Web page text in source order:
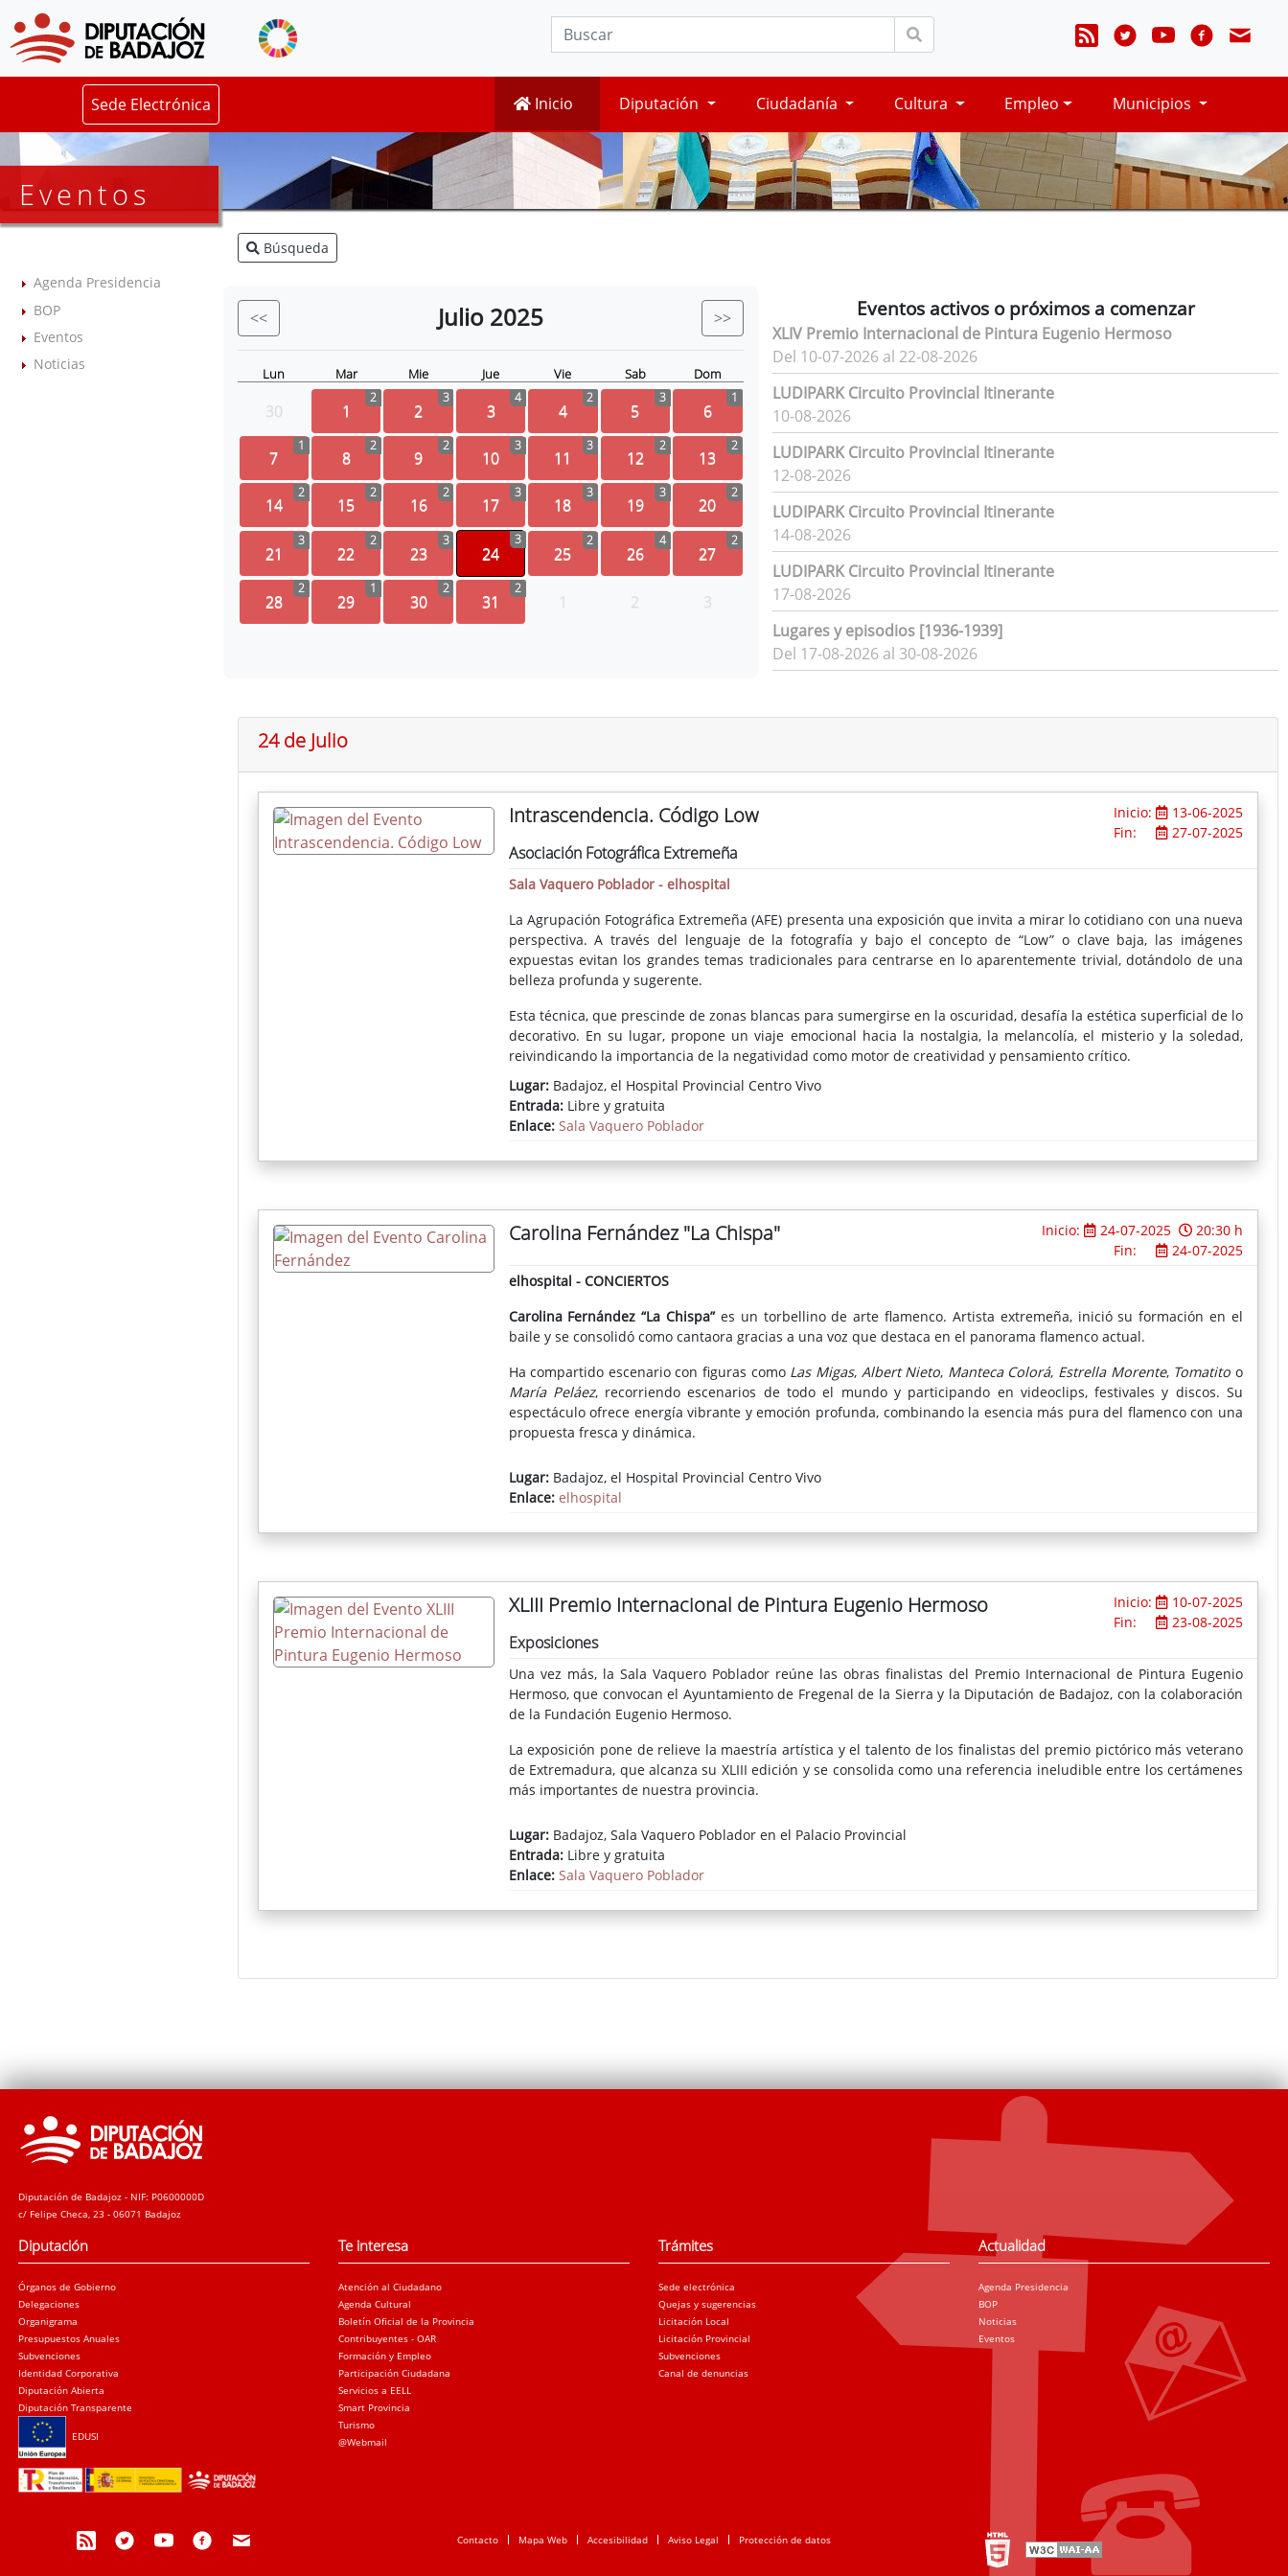
Sede Electrónica Inicio Diputación Ciudadanía Cultura Empleo Municipios
Eventos
Agenda Presidencia
BOP
Eventos
Noticias
Búsqueda
<< Julio 2025 >>
Lun Mar Mie Jue Vie Sab Dom
30 1
2
2
3
3
4
4
2
5
3
6
1
7
1
8
2
9
2
10
3
11
3
12
2
13
2
14
2
15
2
16
2
17
3
18
3
19
3
20
2
21
3
22
2
23
3
24
3
25
2
26
4
27
2
28
2
29
1
30
2
31
2
1 2 3
Eventos activos o próximos a comenzar
XLIV Premio Internacional de Pintura Eugenio Hermoso
Del 10-07-2026 al 22-08-2026
LUDIPARK Circuito Provincial Itinerante
10-08-2026
LUDIPARK Circuito Provincial Itinerante
12-08-2026
LUDIPARK Circuito Provincial Itinerante
14-08-2026
LUDIPARK Circuito Provincial Itinerante
17-08-2026
Lugares y episodios [1936-1939]
Del 17-08-2026 al 30-08-2026
24 de Julio
Intrascendencia. Código Low Inicio:
13-06-2025
Fin:
27-07-2025
Asociación Fotográfica Extremeña
Sala Vaquero Poblador - elhospital
La Agrupación Fotográfica Extremeña (AFE) presenta una exposición que invita a mirar lo cotidiano con una nueva
perspectiva. A través del lenguaje de la fotografía y bajo el concepto de “Low” o clave baja, las imágenes
expuestas evitan los grandes temas tradicionales para centrarse en lo aparentemente trivial, dotándolo de una
belleza profunda y sugerente.
Esta técnica, que prescinde de zonas blancas para sumergirse en la oscuridad, desafía la estética superficial de lo
decorativo. En su lugar, propone un viaje emocional hacia la nostalgia, la melancolía, el misterio y la soledad,
reivindicando la importancia de la negatividad como motor de creatividad y pensamiento crítico.
Lugar:Badajoz, el Hospital Provincial Centro Vivo
Entrada:Libre y gratuita
Enlace: Sala Vaquero Poblador
Carolina Fernández "La Chispa" Inicio: 24-07-2025
20:30 h
Fin:
24-07-2025
elhospital - CONCIERTOS
Carolina Fernández “La Chispa”es un torbellino de arte flamenco. Artista extremeña, inició su formación en el
baile y se consolidó como cantaora gracias a una voz que destaca en el panorama flamenco actual.
Ha compartido escenario con figuras como Las Migas, Albert Nieto, Manteca Colorá, Estrella Morente, Tomatito o
María Peláez, recorriendo escenarios de todo el mundo y participando en videoclips, festivales y discos. Su
espectáculo ofrece energía vibrante y emoción profunda, combinando la esencia más pura del flamenco con una
propuesta fresca y dinámica.
Lugar:Badajoz, el Hospital Provincial Centro Vivo
Enlace: elhospital
XLIII Premio Internacional de Pintura Eugenio Hermoso Inicio:
10-07-2025
Fin:
23-08-2025
Exposiciones
Una vez más, la Sala Vaquero Poblador reúne las obras finalistas del Premio Internacional de Pintura Eugenio
Hermoso, que convocan el Ayuntamiento de Fregenal de la Sierra y la Diputación de Badajoz, con la colaboración
de la Fundación Eugenio Hermoso.
La exposición pone de relieve la maestría artística y el talento de los finalistas del premio pictórico más veterano
de Extremadura, que alcanza su XLIII edición y se consolida como una referencia ineludible entre los certámenes
más importantes de nuestra provincia.
Lugar:Badajoz, Sala Vaquero Poblador en el Palacio Provincial
Entrada:Libre y gratuita
Enlace: Sala Vaquero Poblador
Diputación de Badajoz - NIF: P0600000D
c/ Felipe Checa, 23 - 06071 Badajoz
Diputación
Órganos de Gobierno
Delegaciones
Organigrama
Presupuestos Anuales
Subvenciones
Identidad Corporativa
Diputación Abierta
Diputación Transparente
EDUSI
Te interesa
Atención al Ciudadano
Agenda Cultural
Boletín Oficial de la Provincia
Contribuyentes - OAR
Formación y Empleo
Participación Ciudadana
Servicios a EELL
Smart Provincia
Turismo
@Webmail
Trámites
Sede electrónica
Quejas y sugerencias
Licitación Local
Licitación Provincial
Subvenciones
Canal de denuncias
Actualidad
Agenda Presidencia
BOP
Noticias
Eventos
Contacto Mapa Web Accesibilidad Aviso Legal Protección de datos